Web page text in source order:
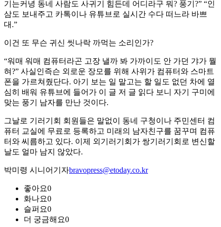
기는커녕 동네 사람도 사귀기 힘든데 어디라구 뭐? 풍기?” “인
삼도 보내주고 카톡이나 유튜브로 실시간 수다 떠느라 바쁘
대.”
이건 또 무슨 귀신 씻나락 까먹는 소리인가?
“워매 워매 컴퓨터라곤 고장 낼까 봐 가까이도 안 가던 갸가 뭘
혀?” 사실인즉슨 외로운 장모를 위해 사위가 컴퓨터와 스마트
폰을 가르쳐줬단다. 아기 보는 일 말고는 할 일도 없던 차에 열
심히 배워 유튜브에 들어가 이 글 저 글 읽다 보니 자기 구미에
맞는 풍기 남자를 만난 것이다.
그날로 기러기회 회원들은 말없이 동네 구청이나 주민센터 컴
퓨터 교실에 무료로 등록하고 미래의 남자친구를 꿈꾸며 컴퓨
터와 씨름하고 있다. 이제 외기러기회가 쌍기러기회로 변신할
날도 얼마 남지 않았다.
박미령 시니어기자bravopress@etoday.co.kr
좋아요0
화나요0
슬퍼요0
더 궁금해요0